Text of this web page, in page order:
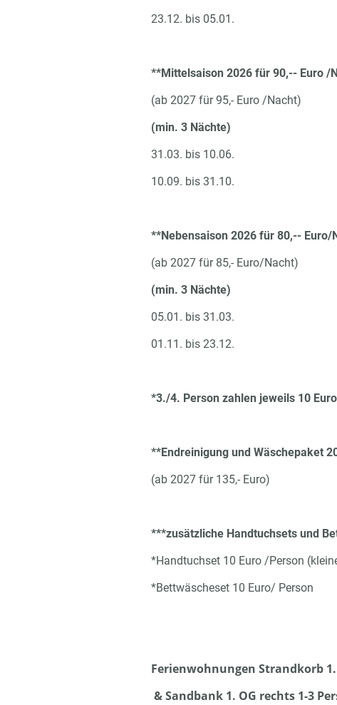
23.12. bis 05.01.
**Mittelsaison 2026 für 90,-- Euro /
(ab 2027 für 95,- Euro /Nacht)
(min. 3 Nächte)
31.03. bis 10.06.
10.09. bis 31.10.
**Nebensaison 2026 für 80,-- Euro/
(ab 2027 für 85,- Euro/Nacht)
(min. 3 Nächte)
05.01. bis 31.03.
01.11. bis 23.12.
*3./4. Person zahlen jeweils 10
**Endreinigung und Wäschepaket
(ab 2027 für 135,- Euro)
***zusätzliche Handtuchsets und
*Handtuchset 10 Euro /Person
*Bettwäscheset 10 Euro/ Person
Ferienwohnungen Strandkorb
& Sandbank 1. OG rechts 1-3